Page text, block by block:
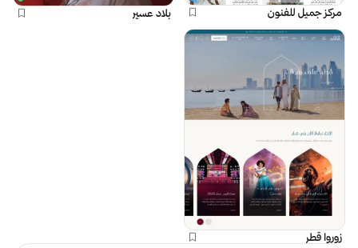
مركز جميل للفنون بلاد عسير
زوروا قطر